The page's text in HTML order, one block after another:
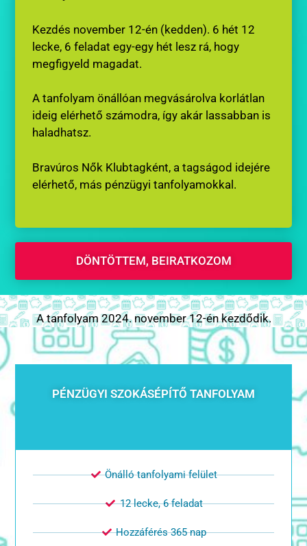
Kezdés november 12-én (kedden). 6 hét 12
lecke, 6 feladat egy-egy hét lesz rá, hogy
megfigyeld magadat.
A tanfolyam önállóan megvásárolva korlátlan
ideig elérhető számodra, így akár lassabban is
haladhatsz.
Bravúros Nők Klubtagként, a tagságod idejére
elérhető, más pénzügyi tanfolyamokkal.
DÖNTÖTTEM, BEIRATKOZOM
A tanfolyam 2024. november 12-én kezdődik.
PÉNZÜGYI SZOKÁSÉPÍTŐ TANFOLYAM
Önálló tanfolyami felület
12 lecke, 6 feladat
Hozzáférés 365 nap